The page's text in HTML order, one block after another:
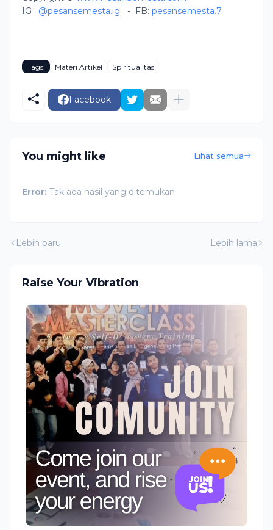
IG : @pesansemesta.ig - FB: pesansemesta.7
Tags: Materi Artikel Spiritualitas
Facebook
You might like Lihat semua
Error: Tak ada hasil yang ditemukan
Lebih baru Lebih lama
Raise Your Vibration